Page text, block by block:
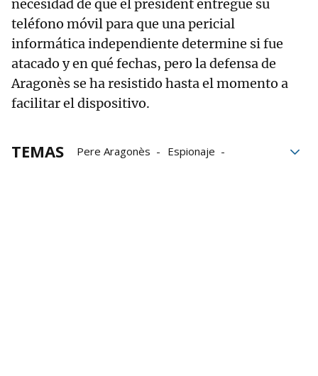
necesidad de que el president entregue su
teléfono móvil para que una pericial
informática independiente determine si fue
atacado y en qué fechas, pero la defensa de
Aragonès se ha resistido hasta el momento a
facilitar el dispositivo.
TEMAS Pere Aragonès
Espionaje